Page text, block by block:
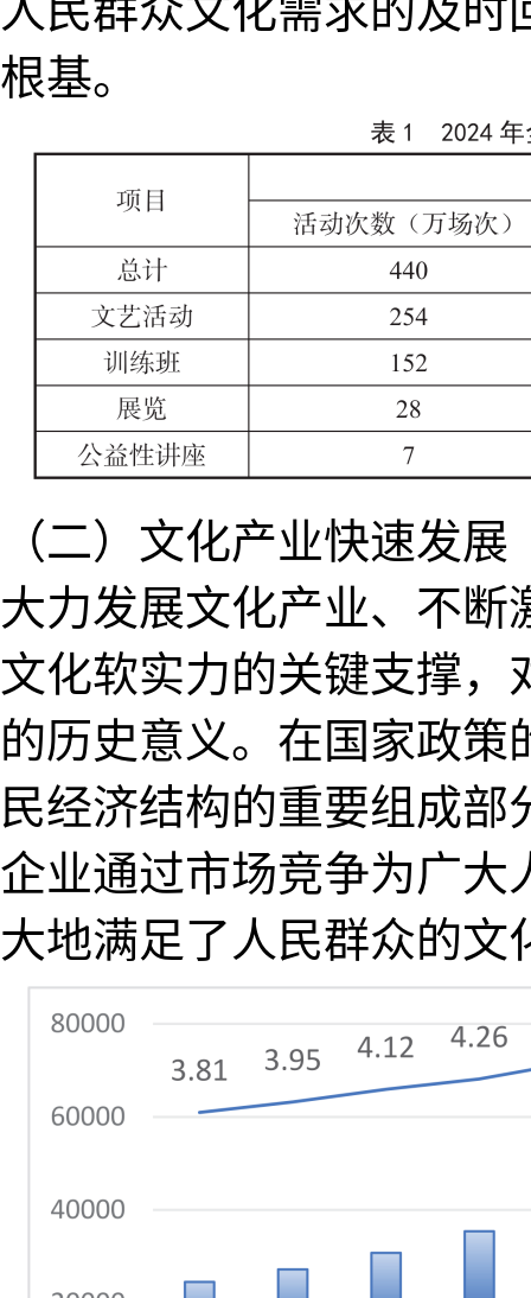
人民群众文化需求的及
根基。
（二）文化产业快速发展
大力发展文化产业、不
文化软实力的关键支撑
的历史意义。在国家政
民经济结构的重要组成
企业通过市场竞争为广大
大地满足了人民群众的文